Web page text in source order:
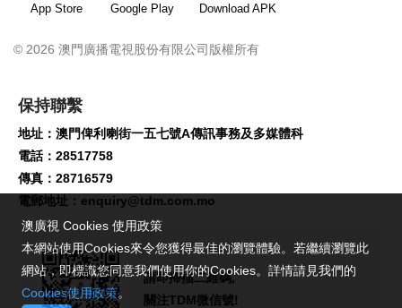
App Store Google Play Download APK
© 2026 澳門廣播電視股份有限公司版權所有
保持聯繫
地址：澳門俾利喇街一五七號A傳訊事務及多媒體科
電話：28517758
傳真：28716579
電郵地址： enquiry@tdm.com.mo
請即掃描二維碼,
關注TDM微信號!
澳廣視 Cookies 使用政策
本網站使用Cookies來令您獲得最佳的瀏覽體驗。若繼續瀏覽此
網站，即標識您同意我們使用你的Cookies。詳情請見我們的
Cookies使用政策。